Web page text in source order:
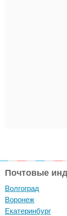
Почтовые
Волгоград
Воронеж
Екатеринбург